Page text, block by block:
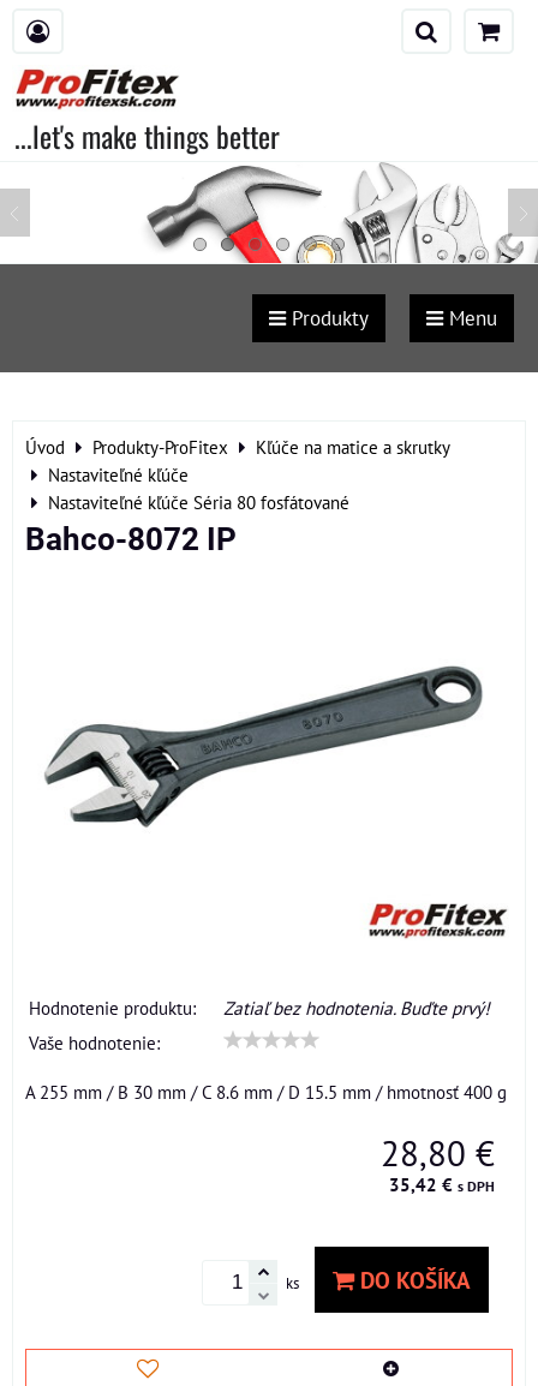
...let's make things better
Produkty Menu
Úvod Produkty-ProFitex
Kľúče na matice a skrutky
Nastaviteľné kľúče
Nastaviteľné kľúče Séria 80 fosfátované
Bahco-8072 IP
Hodnotenie produktu:
Zatiaľ bez hodnotenia. Buďte prvý!
Vaše hodnotenie:
A 255 mm / B 30 mm / C 8.6 mm / D 15.5 mm / hmotnosť 400 g
28,80 €
35,42 € s DPH
ks DO KOŠÍKA